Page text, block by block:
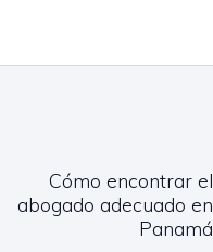
post:
Cómo encontrar el
abogado adecuado en
Panamá